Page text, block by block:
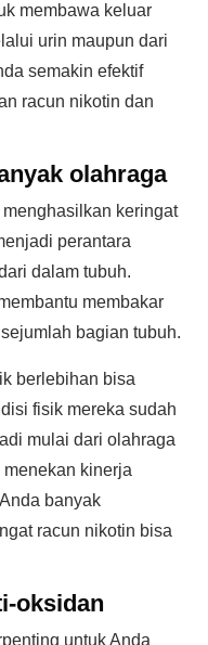
membawa keluar
urin maupun dari
semakin efektif
racun nikotin dan
olahraga
keringat
perantara
dalam tubuh.
membakar
bagian tubuh.
berlebihan bisa
fisik mereka sudah
mulai dari olahraga
kinerja
banyak
racun nikotin bisa
oksidan
untuk Anda